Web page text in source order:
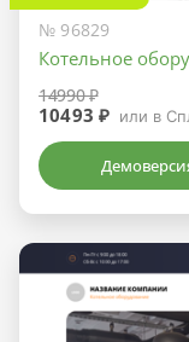
№ 96829
Котельное
14990 ₽
10493 ₽ или в